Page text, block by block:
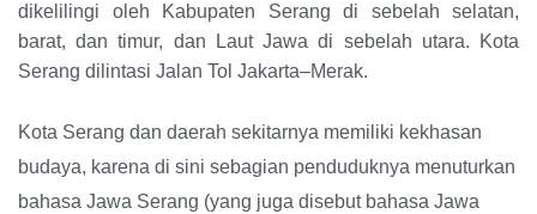
dikelilingi oleh Kabupaten Serang di sebelah selatan,
barat, dan timur, dan Laut Jawa di sebelah utara. Kota
Serang dilintasi Jalan Tol Jakarta–Merak.
Kota Serang dan daerah sekitarnya memiliki kekhasan
budaya, karena di sini sebagian penduduknya menuturkan
bahasa Jawa Serang (yang juga disebut bahasa Jawa